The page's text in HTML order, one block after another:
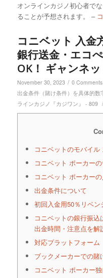
オンラインカジノ初心者で
ることが予想されます。 –
コニベット 入金
銀行送金・エコ
OK！ ギャンネ
November 30, 2023 / 0 Comments
出金条件（賭け条件）を具体的
ラインカジノ『カジワン』 - 809 /
コニベットのモバイル
コニベット ポーカー
コニベット ポーカー
出金条件について
初回入金用50％リベン
コニベットの銀行振込
出金時間・注意点を解
対応プラットフォーム
ブックメーカーでの賭
コニベット ポーカー